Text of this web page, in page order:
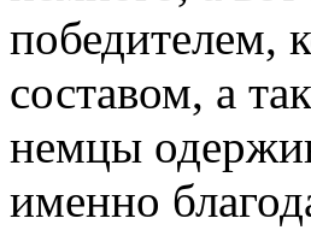
победителем,
составом, а
немцы
именно